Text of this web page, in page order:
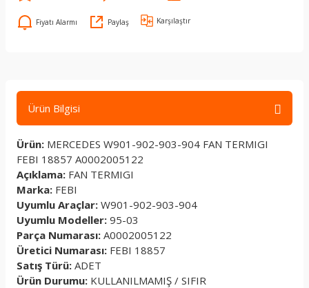
Fiyatı Alarmı Paylaş Karşılaştır
Ürün Bilgisi
Ürün: MERCEDES W901-902-903-904 FAN TERMIGI
FEBI 18857 A0002005122
Açıklama: FAN TERMIGI
Marka: FEBI
Uyumlu Araçlar: W901-902-903-904
Uyumlu Modeller: 95-03
Parça Numarası: A0002005122
Üretici Numarası: FEBI 18857
Satış Türü: ADET
Ürün Durumu: KULLANILMAMIŞ / SIFIR